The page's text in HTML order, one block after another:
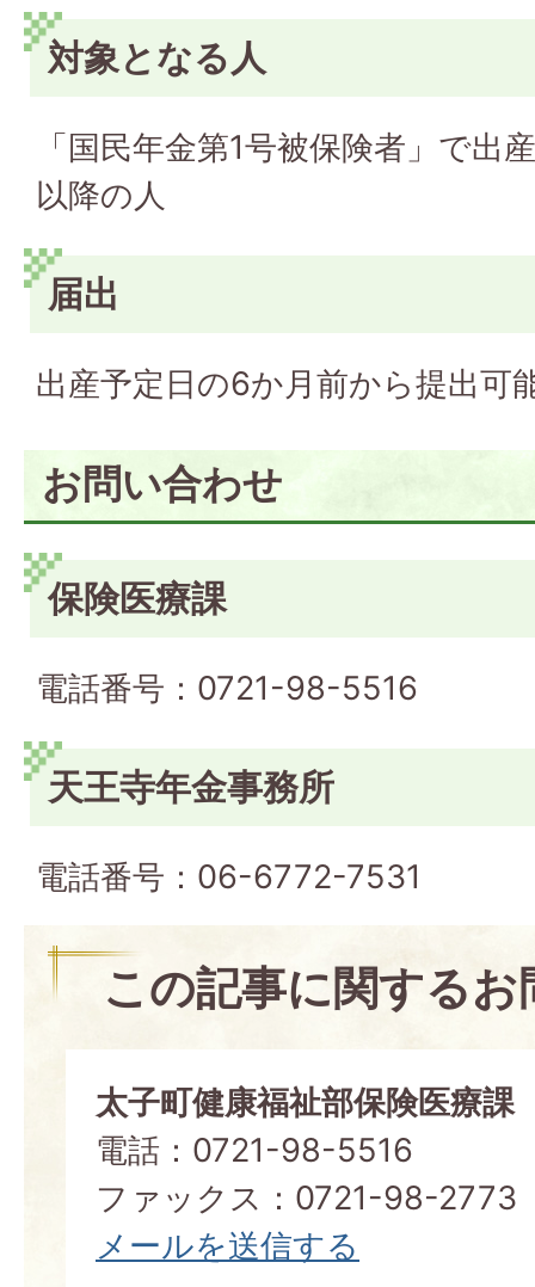
対象となる人
「国民年金第1号被保険者」で出
以降の人
届出
出産予定日の6か月前から提出可
お問い合わせ
保険医療課
電話番号：0721-98-5516
天王寺年金事務所
電話番号：06-6772-7531
この記事に関する
太子町健康福祉部保険医療課
電話：0721-98-5516
ファックス：0721-98-2773
メールを送信する